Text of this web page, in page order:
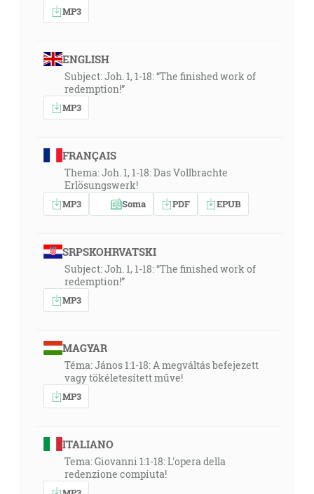
MP3
ENGLISH
Subject: Joh. 1, 1-18: “The finished work of
redemption!”
MP3
FRANÇAIS
Thema: Joh. 1, 1-18: Das Vollbrachte
Erlösungswerk!
MP3 Soma PDF EPUB
SRPSKOHRVATSKI
Subject: Joh. 1, 1-18: “The finished work of
redemption!”
MP3
MAGYAR
Téma: János 1:1-18: A megváltás befejezett
vagy tökéletesített műve!
MP3
ITALIANO
Tema: Giovanni 1:1-18: L'opera della
redenzione compiuta!